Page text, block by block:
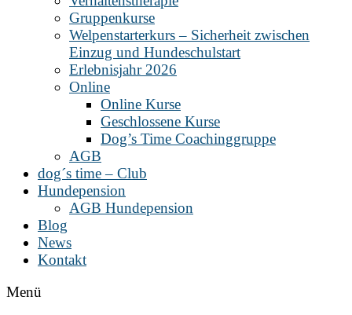
Gruppenkurse
Welpenstarterkurs – Sicherheit zwischen
Einzug und Hundeschulstart
Erlebnisjahr 2026
Online
Online Kurse
Geschlossene Kurse
Dog’s Time Coachinggruppe
AGB
dog´s time – Club
Hundepension
AGB Hundepension
Blog
News
Kontakt
Menü